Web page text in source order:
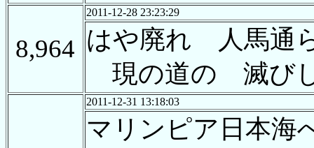
8,964
2011-12-28 23:23:29
はや廃れ 人馬通
現の道の 滅び
2011-12-31 13:18:03
マリンピア日本海